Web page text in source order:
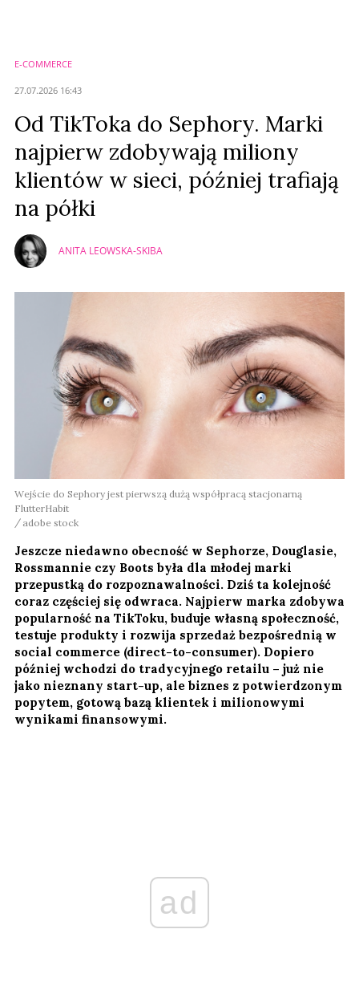
Od TikToka do Sephory. Marki
najpierw zdobywają miliony
klientów w sieci, później trafiają
na półki
ANITA LEOWSKA-SKIBA
Wejście do Sephory jest pierwszą dużą współpracą stacjonarną
FlutterHabit
adobe stock
Jeszcze niedawno obecność w Sephorze, Douglasie,
Rossmannie czy Boots była dla młodej marki
przepustką do rozpoznawalności. Dziś ta kolejność
coraz częściej się odwraca. Najpierw marka zdobywa
popularność na TikToku, buduje własną społeczność,
testuje produkty i rozwija sprzedaż bezpośrednią w
social commerce (direct-to-consumer). Dopiero
później wchodzi do tradycyjnego retailu – już nie
jako nieznany start-up, ale biznes z potwierdzonym
popytem, gotową bazą klientek i milionowymi
wynikami finansowymi.
ad